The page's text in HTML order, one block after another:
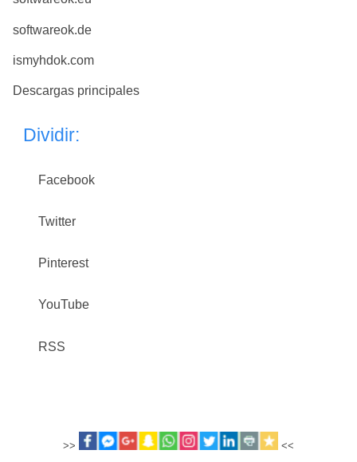
softwareok.de
ismyhdok.com
Descargas principales
Dividir:
Facebook
Twitter
Pinterest
YouTube
RSS
>>
<<